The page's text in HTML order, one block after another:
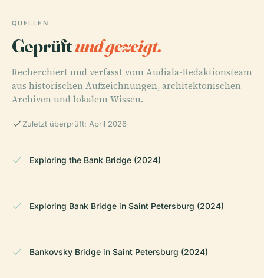
QUELLEN
Geprüftund gezeigt.
Recherchiert und verfasst vom Audiala-Redaktionsteam
aus historischen Aufzeichnungen, architektonischen
Archiven und lokalem Wissen.
Zuletzt überprüft: April 2026
Exploring the Bank Bridge (2024)
Exploring Bank Bridge in Saint Petersburg (2024)
Bankovsky Bridge in Saint Petersburg (2024)